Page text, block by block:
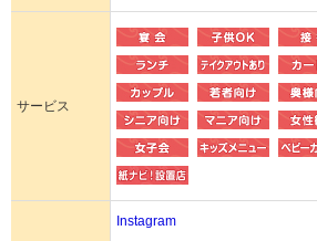
サービス
Instagram